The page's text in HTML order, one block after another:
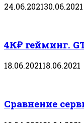
24.06.202130.06.2021
4К₽ гейминг.
18.06.202118.06.2021
Сравнение